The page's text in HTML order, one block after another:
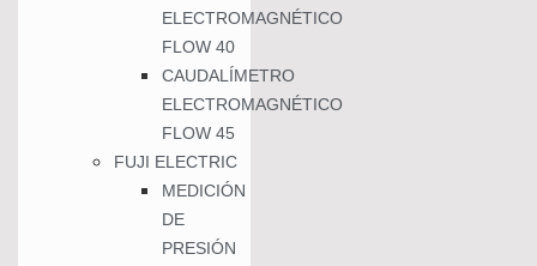
ELECTROMAGNÉTICO
FLOW 40
CAUDALÍMETRO
ELECTROMAGNÉTICO
FLOW 45
FUJI ELECTRIC
MEDICIÓN
DE
PRESIÓN